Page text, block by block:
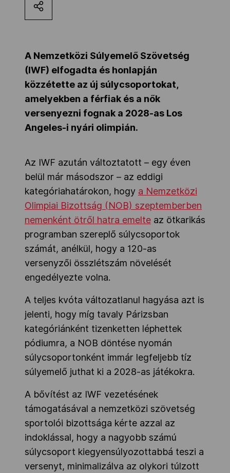
Kettőskarrier-program
NOB
Társszervezetek
OVEP
Adatbank
A Nemzetközi Súlyemelő Szövetség
(IWF) elfogadta és honlapján
közzétette az új súlycsoportokat,
amelyekben a férfiak és a nők
versenyezni fognak a 2028-as Los
Angeles-i nyári olimpián.
Az IWF azután változtatott – egy éven
belül már másodszor – az eddigi
kategóriahatárokon, hogy a Nemzetközi
Olimpiai Bizottság (NOB) szeptemberben
nemenként ötről hatra emelte az ötkarikás
programban szereplő súlycsoportok
számát, anélkül, hogy a 120-as
versenyzői összlétszám növelését
engedélyezte volna.
A teljes kvóta változatlanul hagyása azt is
jelenti, hogy míg tavaly Párizsban
kategóriánként tizenketten léphettek
pódiumra, a NOB döntése nyomán
súlycsoportonként immár legfeljebb tíz
súlyemelő juthat ki a 2028-as játékokra.
A bővítést az IWF vezetésének
támogatásával a nemzetközi szövetség
sportolói bizottsága kérte azzal az
indoklással, hogy a nagyobb számú
súlycsoport kiegyensúlyozottabbá teszi a
versenyt, minimalizálva az olykori túlzott